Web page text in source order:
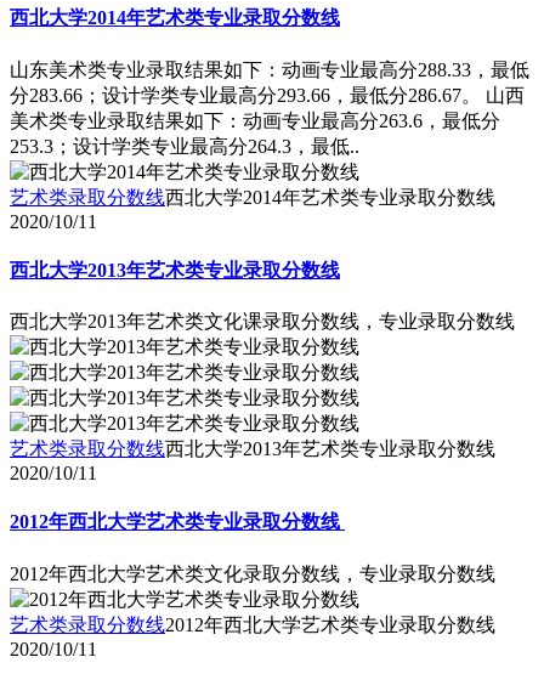
西北大学2014年艺术类专业录取分数线
山东美术类专业录取结果如下：动画专业最高分288.33，最低
分283.66；设计学类专业最高分293.66，最低分286.67。 山西
美术类专业录取结果如下：动画专业最高分263.6，最低分
253.3；设计学类专业最高分264.3，最低..
艺术类录取分数线西北大学2014年艺术类专业录取分数线
2020/10/11
西北大学2013年艺术类专业录取分数线
西北大学2013年艺术类文化课录取分数线，专业录取分数线
艺术类录取分数线西北大学2013年艺术类专业录取分数线
2020/10/11
2012年西北大学艺术类专业录取分数线
2012年西北大学艺术类文化录取分数线，专业录取分数线
艺术类录取分数线2012年西北大学艺术类专业录取分数线
2020/10/11